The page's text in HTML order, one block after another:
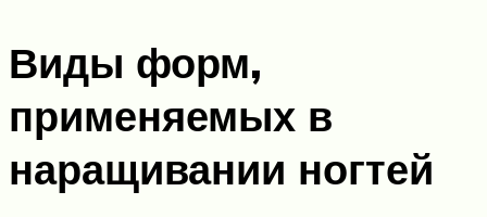
Виды форм,
применяемых в
наращивании ногтей